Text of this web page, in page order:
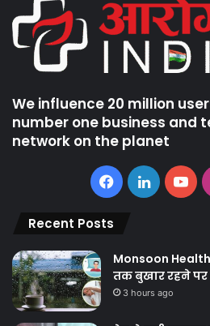
We influence 20 million
number one business and
network on the planet
Facebook
LinkedIn
Recent Posts
Monsoon
तक बुखार रहने पर
3 hours ago